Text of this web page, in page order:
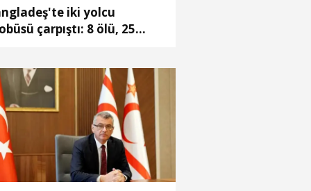
iki yolcu
çarpıştı: 8 ölü, 25